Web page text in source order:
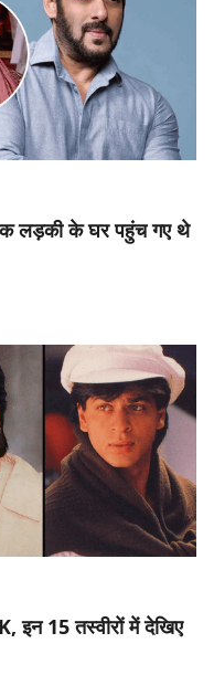
लड़की के घर पहुंच गए थे
इन 15 तस्वीरों में देखिए